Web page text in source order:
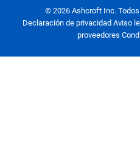
© 2026 Ashcroft Inc.
Declaración de privacidad Aviso
proveedores